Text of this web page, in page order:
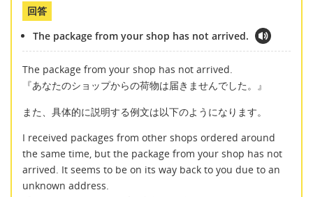
回答
The package from your shop has not arrived.
The package from your shop has not arrived.
『あなたのショップからの荷物は届きませんでした。』
また、具体的に説明する例文は以下のようになります。
I received packages from other shops ordered around
the same time, but the package from your shop has not
arrived. It seems to be on its way back to you due to an
unknown address.